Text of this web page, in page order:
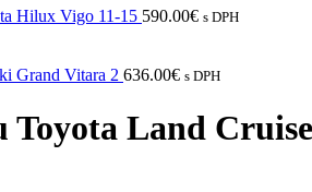
Hilux Vigo 11-15 590.00€ s DPH
Grand Vitara 2 636.00€ s DPH
Land